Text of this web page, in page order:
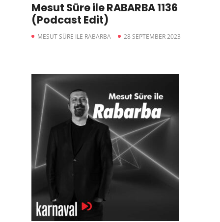
Mesut Süre ile RABARBA 1136
(Podcast Edit)
MESUT SÜRE ILE RABARBA 28 SEPTEMBER 2023